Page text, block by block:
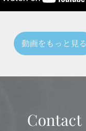
動画をもっと見る
Contact